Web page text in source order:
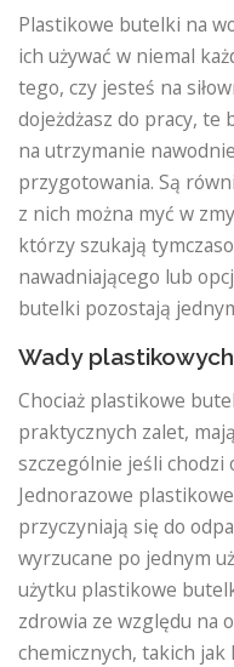
Plastikowe butelki na
ich używać w niemal
tego, czy jesteś na
dojeżdżasz do pracy,
na utrzymanie
przygotowania. Są
z nich można myć w
którzy szukają
nawadniającego lub
butelki pozostają
Wady
Chociaż plastikowe
praktycznych zalet,
szczególnie jeśli chodzi
Jednorazowe
przyczyniają się do
wyrzucane po jednym
użytku plastikowe
zdrowia ze względu na
chemicznych, takich